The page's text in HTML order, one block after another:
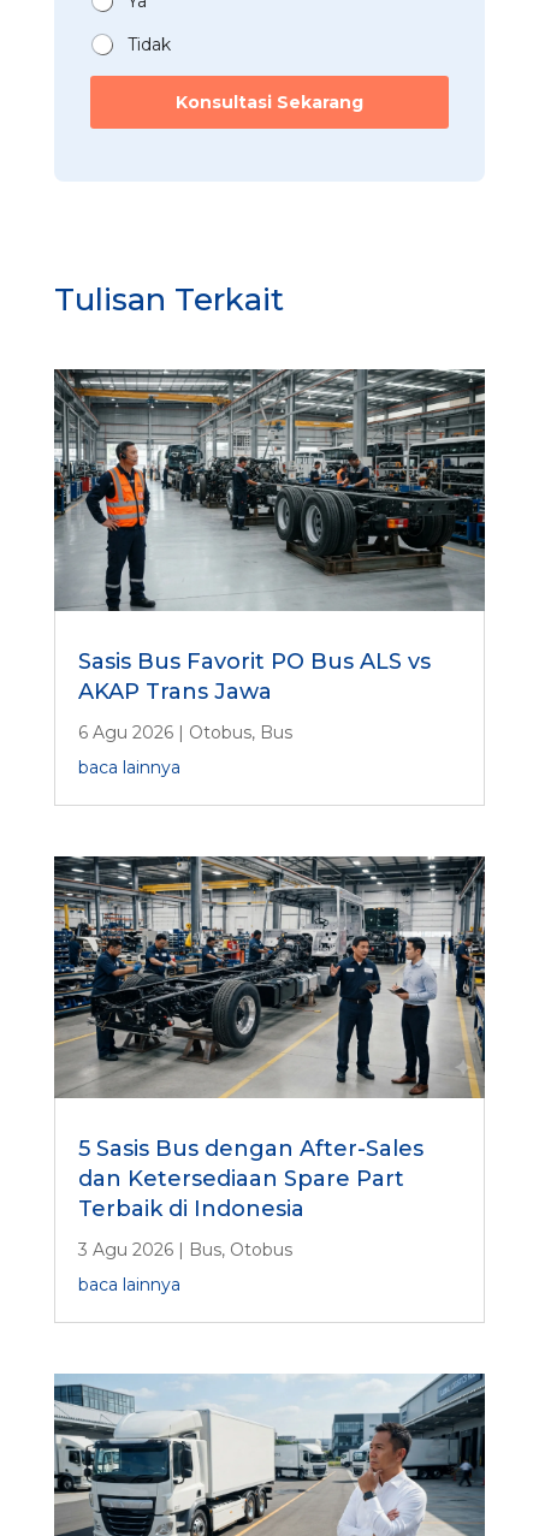
Tidak
Konsultasi Sekarang
Tulisan Terkait
Sasis Bus Favorit PO Bus ALS vs
AKAP Trans Jawa
6 Agu 2026| Otobus, Bus
baca lainnya
5 Sasis Bus dengan After-Sales
dan Ketersediaan Spare Part
Terbaik di Indonesia
3 Agu 2026| Bus, Otobus
baca lainnya